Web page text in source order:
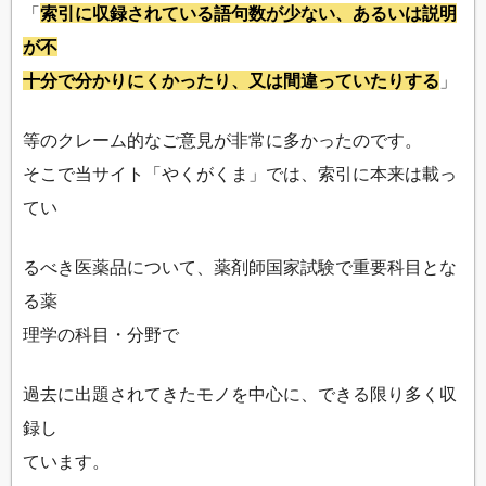
「索引に収録されている語句数が少ない、あるいは説明
が不
十分で分かりにくかったり、又は間違っていたりする 」
等のクレーム的なご意見が非常に多かったのです。
そこで当サイト「やくがくま」では、索引に本来は載っ
てい
るべき医薬品について、薬剤師国家試験で重要科目とな
る薬
理学の科目・分野で
過去に出題されてきたモノを中心に、できる限り多く収
録し
ています。